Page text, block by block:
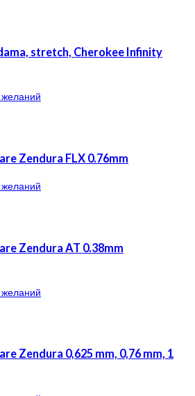
stretch, Cherokee Infinity
желаний
Zendura FLX 0.76mm
желаний
Zendura AT 0.38mm
желаний
Zendura 0,625 mm, 0,76 mm, 1